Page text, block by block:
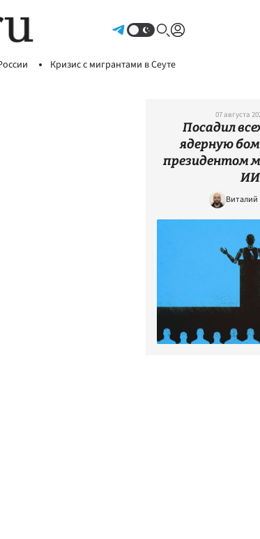
Кризис с мигрантами в Сеуте
07 августа
Посадил
ядерную
президентом
ИИ